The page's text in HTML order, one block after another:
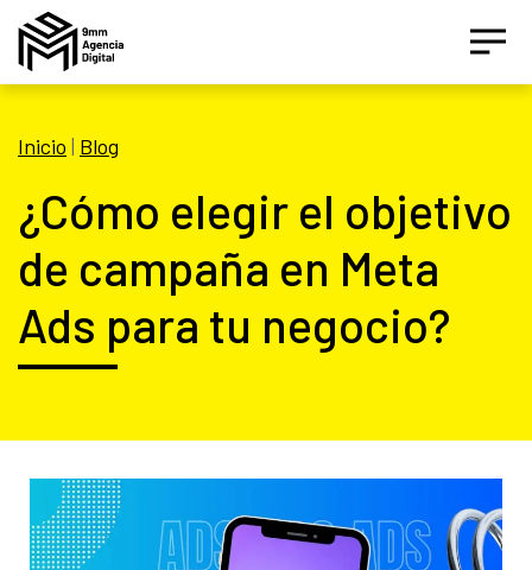
Inicio | Blog
¿Cómo elegir el objetivo
de campaña en Meta
Ads para tu negocio?
Asesor IA Activo
agencia de marketing de performance.
Estamos aquí para ayudarte a crecer con estrategias
digitales inteligentes basados en datos.